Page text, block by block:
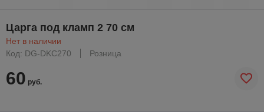
Царга под кламп 2 70 см
Нет в наличии
Код: DG-DKC270
Розница
60 руб.